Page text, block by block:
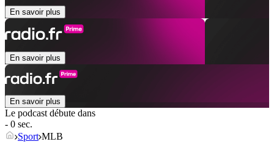
En savoir plus
En savoir plus
En savoir plus
Le podcast débute dans
- 0 sec.
Sport MLB